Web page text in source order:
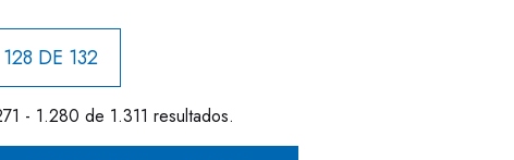
DE 132
- 1.280 de 1.311 resultados.